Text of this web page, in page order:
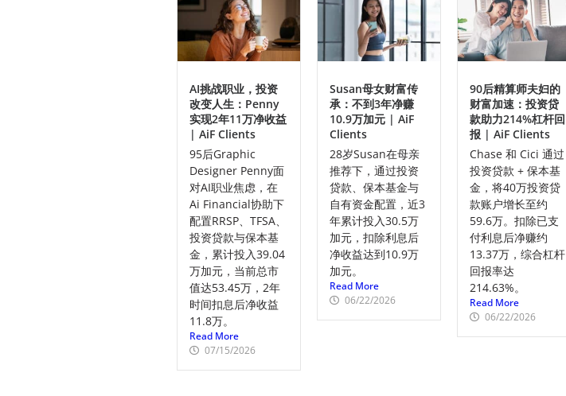
AI挑战职业，投资
改变人生：Penny
实现2年11万净收益
| AiF Clients
95后Graphic
Designer Penny面
对AI职业焦虑，在
Ai Financial协助下
配置RRSP、TFSA、
投资贷款与保本基
金，累计投入39.04
万加元，当前总市
值达53.45万，2年
时间扣息后净收益
11.8万。
Read More
07/15/2026
Susan母女财富传
承：不到3年净赚
10.9万加元 | AiF
Clients
28岁Susan在母亲
推荐下，通过投资
贷款、保本基金与
自有资金配置，近3
年累计投入30.5万
加元，扣除利息后
净收益达到10.9万
加元。
Read More
06/22/2026
90后精算师夫妇的
财富加速：投资贷
款助力214%杠杆回
报 | AiF Clients
Chase 和 Cici 通过
投资贷款 + 保本基
金，将40万投资贷
款账户增长至约
59.6万。扣除已支
付利息后净赚约
13.37万，综合杠杆
回报率达
214.63%。
Read More
06/22/2026